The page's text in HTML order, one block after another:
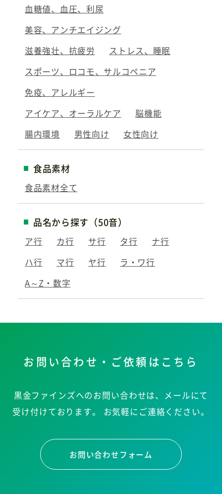
血糖値、血圧、利尿
美容、アンチエイジング
滋養強壮、抗疲労
ストレス、睡眠
スポーツ、ロコモ、サルコペニア
免疫、アレルギー
アイケア、オーラルケア
脳機能
腸内環境
男性向け 女性向け
食品素材
食品素材全て
品名から探す（50音）
ア行 カ行 サ行 タ行
ナ行
ハ行
マ行 ヤ行
ラ・ワ行
A～Z・数字
お問い合わせ・ご依頼はこちら
黒金ファインズへのお問い合わせは、メールにて
受け付けております。
お気軽にご連絡ください。
お問い合わせフォーム